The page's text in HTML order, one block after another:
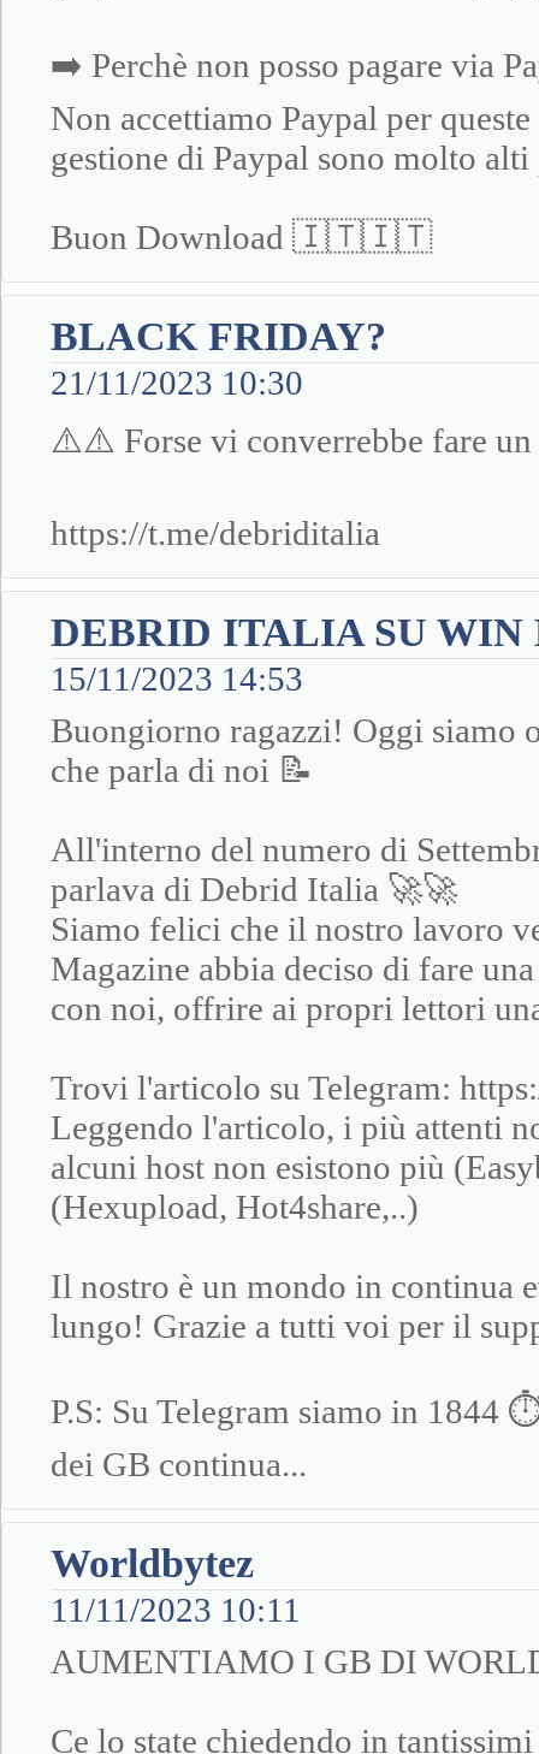
➡️ Perchè non posso pagare via
Non accettiamo Paypal per
gestione di Paypal sono molto
Buon Download 🇮🇹🇮🇹
BLACK FRIDAY?
21/11/2023 10:30
⚠️⚠️ Forse vi converrebbe fare un
https://t.me/debriditalia
DEBRID ITALIA SU
15/11/2023 14:53
Buongiorno ragazzi! Oggi siamo
che parla di noi 📝
All'interno del numero di
parlava di Debrid Italia 🚀🚀
Siamo felici che il nostro lavoro
Magazine abbia deciso di fare
con noi, offrire ai propri lettori
Trovi l'articolo su Telegram:
Leggendo l'articolo, i più attenti
alcuni host non esistono più
(Hexupload, Hot4share,..)
Il nostro è un mondo in continua
lungo! Grazie a tutti voi per
P.S: Su Telegram siamo in 1844
dei GB continua...
Worldbytez
11/11/2023 10:11
AUMENTIAMO I GB DI
Ce lo state chiedendo in